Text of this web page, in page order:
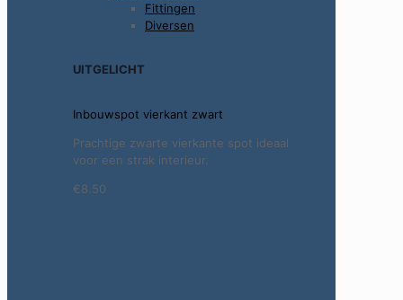
Fittingen
Diversen
UITGELICHT
Inbouwspot vierkant zwart
Prachtige zwarte vierkante spot ideaal
voor een strak interieur.
€8.50